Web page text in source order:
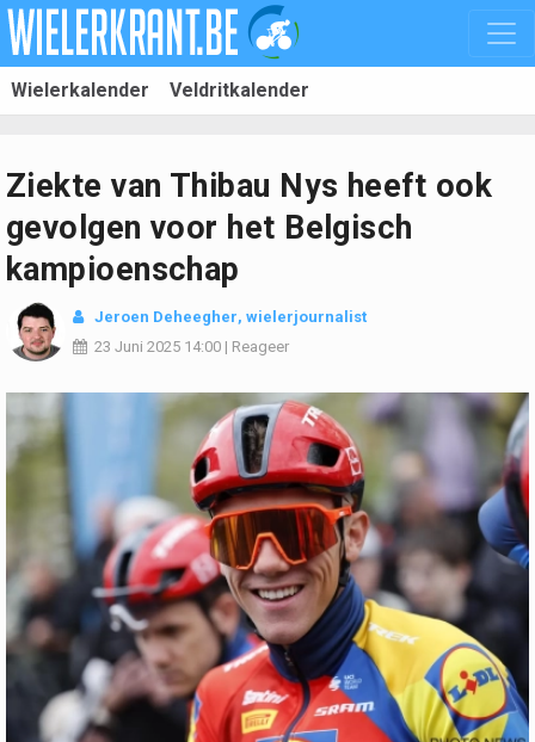
Wielerkalender Veldritkalender
Ziekte van Thibau Nys heeft ook
gevolgen voor het Belgisch
kampioenschap
Jeroen Deheegher, wielerjournalist
23 Juni 2025 14:00 | Reageer